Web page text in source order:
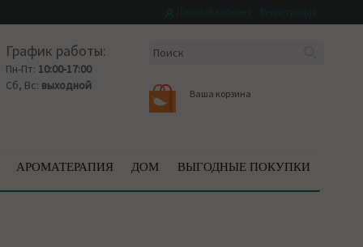
График работы:
Пн-Пт: 10:00-17:00
Сб, Вс: выходной
Ваша корзина
АРОМАТЕРАПИЯ ДОМ ВЫГОДНЫЕ ПОКУПКИ